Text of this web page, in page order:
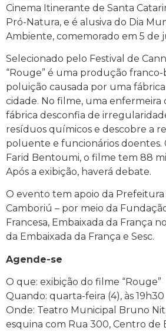
Cinema Itinerante de Santa
Pró-Natura, e é alusiva do Dia
Ambiente, comemorado em 5 de
Selecionado pelo Festival de
“Rouge” é uma produção franco-
poluição causada por uma
cidade. No filme, uma enfermeira
fábrica desconfia de
resíduos químicos e descobre a
poluente e funcionários doentes.
Farid Bentoumi, o filme tem 88
Após a exibição, haverá debate.
O evento tem apoio da Prefeitura
Camboriú – por meio da
Francesa, Embaixada da França
da Embaixada da França e Sesc.
Agende-se
O que: exibição do filme “Rouge”
Quando: quarta-feira (4), às 19h30
Onde: Teatro Municipal Bruno
esquina com Rua 300, Centro de